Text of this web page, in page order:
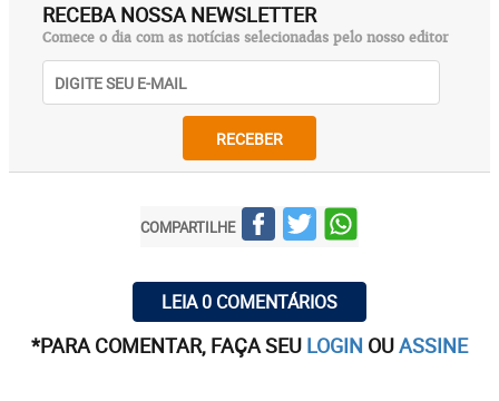
RECEBA NOSSA NEWSLETTER
Comece o dia com as notícias selecionadas pelo nosso editor
RECEBER
COMPARTILHE
LEIA 0 COMENTÁRIOS
*PARA COMENTAR, FAÇA SEU LOGIN OUASSINE